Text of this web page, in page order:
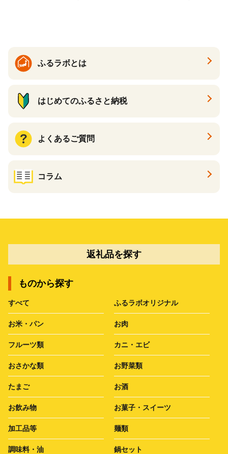
ふるラボとは
はじめてのふるさと納税
よくあるご質問
コラム
返礼品を探す
ものから探す
すべて ふるラボオリジナル
お米・パン お肉
フルーツ類 カニ・エビ
おさかな類 お野菜類
たまご お酒
お飲み物 お菓子・スイーツ
加工品等 麺類
調味料・油 鍋セット